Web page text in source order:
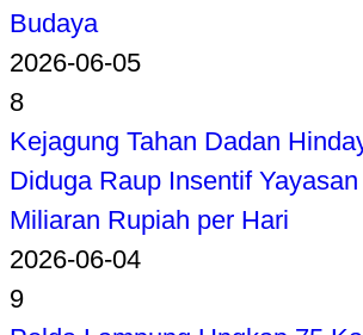
Budaya
2026-06-05
8
Kejagung Tahan Dadan
Diduga Raup Insentif
Miliaran Rupiah per Hari
2026-06-04
9